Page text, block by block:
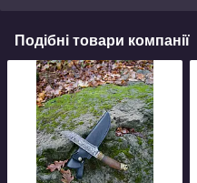
Подібні товари компанії